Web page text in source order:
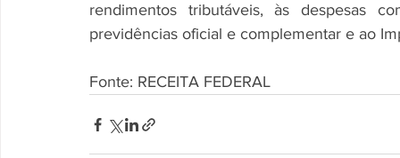
rendimentos tributáveis, às despesas
previdências oficial e complementar e ao
Fonte: RECEITA FEDERAL